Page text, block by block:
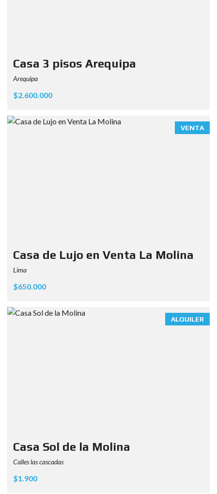
Casa 3 pisos Arequipa
Arequipa
$2.600.000
VENTA
Casa de Lujo en Venta La Molina
Lima
$650.000
ALQUILER
Casa Sol de la Molina
Calles las cascadas
$1.900